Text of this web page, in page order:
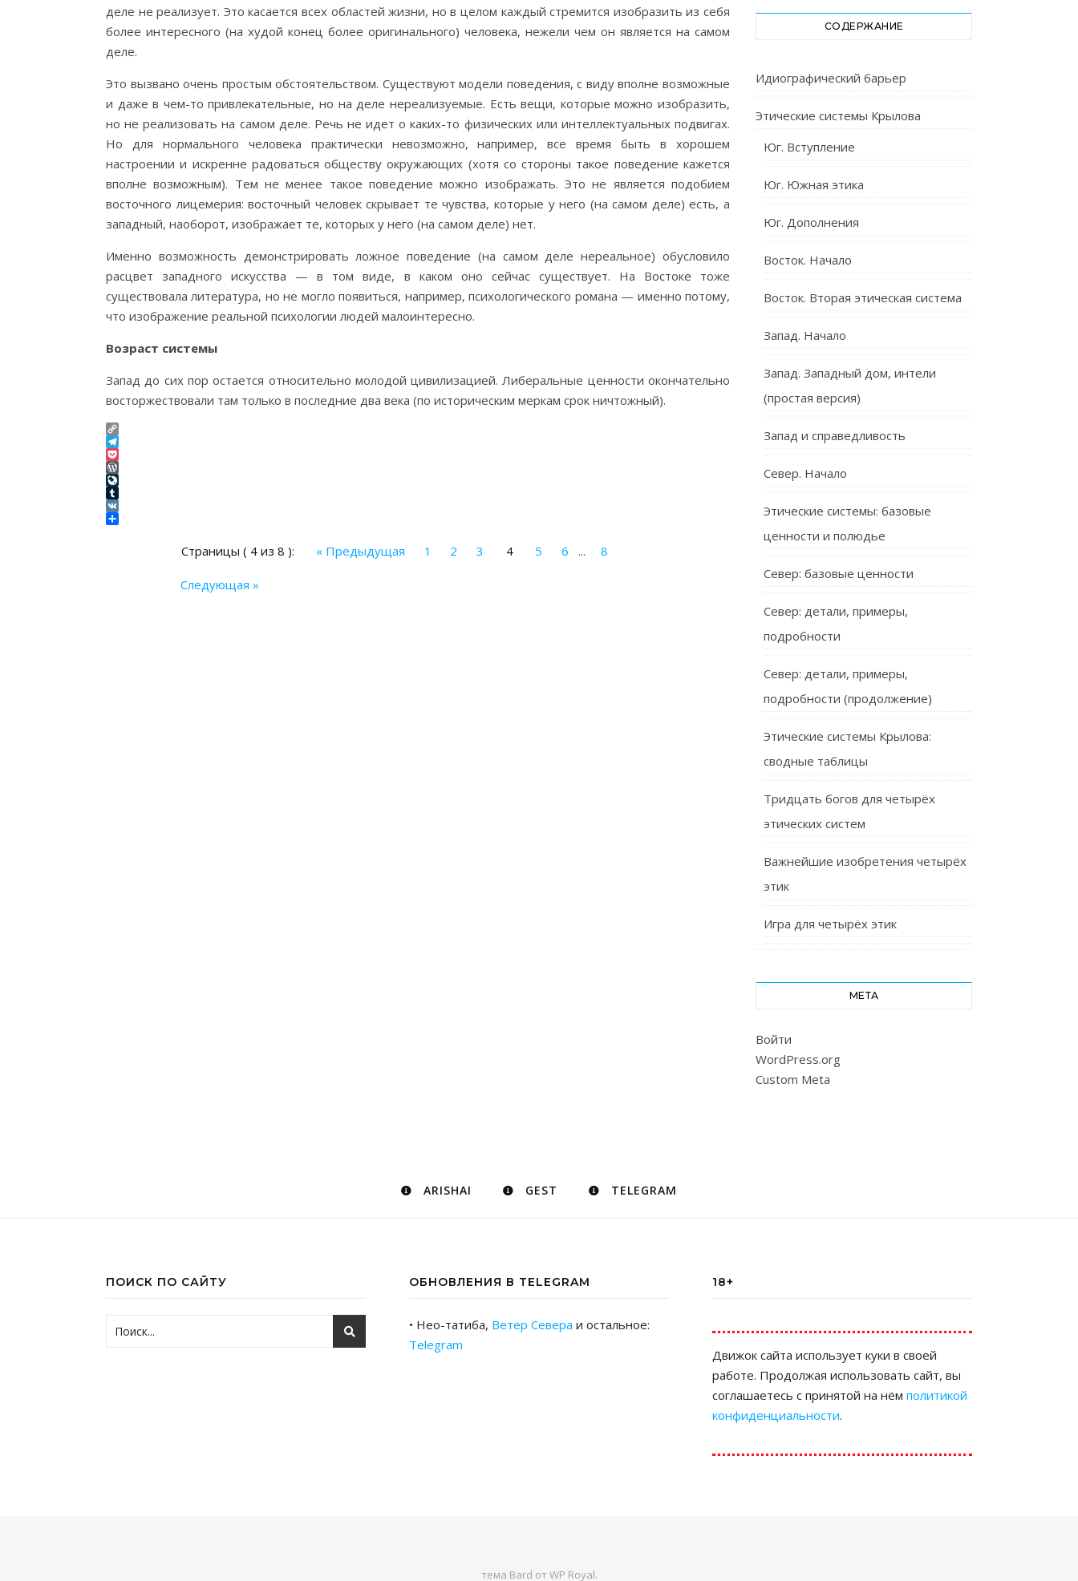
деле не реализует. Это касается всех областей жизни, но в целом каждый стремится изобразить из себя
более интересного (на худой конец более оригинального) человека, нежели чем он является на самом
деле.
Это вызвано очень простым обстоятельством. Существуют модели поведения, с виду вполне возможные
и даже в чем-то привлекательные, но на деле нереализуемые. Есть вещи, которые можно изобразить,
но не реализовать на самом деле. Речь не идет о каких-то физических или интеллектуальных подвигах.
Но для нормального человека практически невозможно, например, все время быть в хорошем
настроении и искренне радоваться обществу окружающих (хотя со стороны такое поведение кажется
вполне возможным). Тем не менее такое поведение можно изображать. Это не является подобием
восточного лицемерия: восточный человек скрывает те чувства, которые у него (на самом деле) есть, а
западный, наоборот, изображает те, которых у него (на самом деле) нет.
Именно возможность демонстрировать ложное поведение (на самом деле нереальное) обусловило
расцвет западного искусства — в том виде, в каком оно сейчас существует. На Востоке тоже
существовала литература, но не могло появиться, например, психологического романа — именно потому,
что изображение реальной психологии людей малоинтересно.
Возраст системы
Запад до сих пор остается относительно молодой цивилизацией. Либеральные ценности окончательно
восторжествовали там только в последние два века (по историческим меркам срок ничтожный).
Copy
Link
Telegram
Pocket
WordPress
LiveJournal
Tumblr
VK
Страницы ( 4 из 8 ):
« Предыдущая 1 2 3 4 5 6 ... 8
Следующая »
СОДЕРЖАНИЕ
Идиографический барьер
Этические системы Крылова
Юг. Вступление
Юг. Южная этика
Юг. Дополнения
Восток. Начало
Восток. Вторая этическая система
Запад. Начало
Запад. Западный дом, интели
(простая версия)
Запад и справедливость
Север. Начало
Этические системы: базовые
ценности и полюдье
Север: базовые ценности
Север: детали, примеры,
подробности
Север: детали, примеры,
подробности (продолжение)
Этические системы Крылова:
сводные таблицы
Тридцать богов для четырёх
этических систем
Важнейшие изобретения четырёх
этик
Игра для четырёх этик
МЕТА
Войти
WordPress.org
Custom Meta
ARISHAI GEST TELEGRAM
ПОИСК ПО САЙТУ ОБНОВЛЕНИЯ В TELEGRAM
• Нео-татиба, Ветер Севера и остальное:
Telegram
18+
Движок сайта использует куки в своей
работе. Продолжая использовать сайт, вы
соглашаетесь с принятой на нём политикой
конфиденциальности.
тема Bard от WP Royal.